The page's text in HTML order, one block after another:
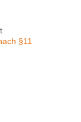
§11